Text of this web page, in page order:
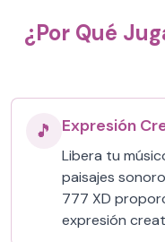
¿Por Qué
🎵 Expresión
Libera tu
paisajes
777 XD
expresión